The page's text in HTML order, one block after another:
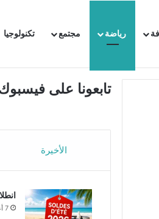
رياضة مجتمع تكنولوجيا
تابعونا على
الأخيرة
7 أغسطس، 2026